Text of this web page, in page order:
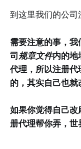
到这里我们的公司
需要注意的事，
司 规章文件内的地
代理，所以注册
的，其实自己也就
如果你觉得自己
册代理帮你弄，世